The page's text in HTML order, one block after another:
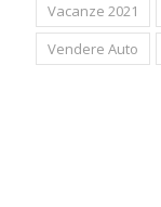
Vacanze 2021
Vendere Auto